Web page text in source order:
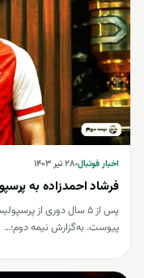
اخبار فوتبال۲۸ تیر ۱۴۰۳
فرشاد احمدزاده به
پس از 5 سال دوری از
پیوست. به‌گزارش نیمه دوم؛…